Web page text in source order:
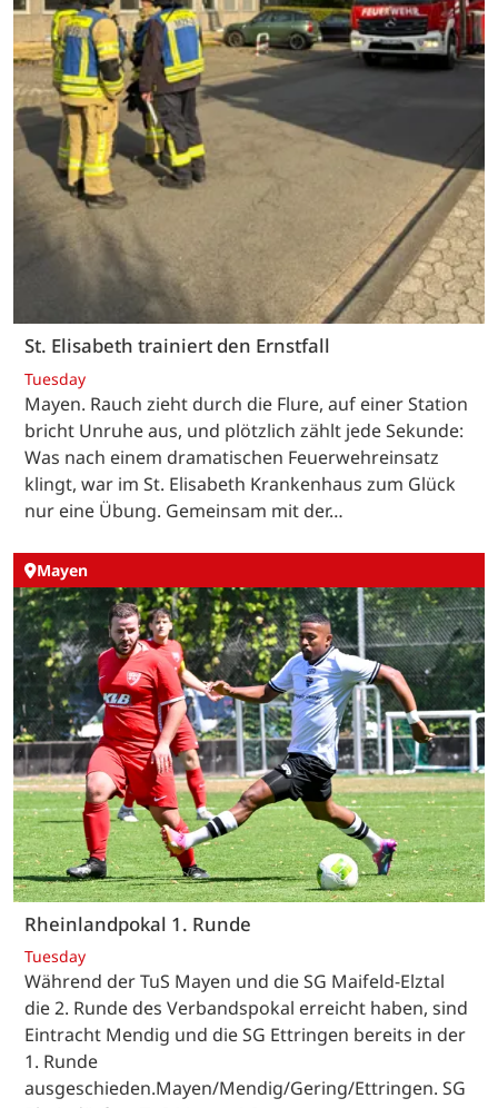
St. Elisabeth trainiert den Ernstfall
Tuesday
Mayen. Rauch zieht durch die Flure, auf einer Station
bricht Unruhe aus, und plötzlich zählt jede Sekunde:
Was nach einem dramatischen Feuerwehreinsatz
klingt, war im St. Elisabeth Krankenhaus zum Glück
nur eine Übung. Gemeinsam mit der…
Mayen
Rheinlandpokal 1. Runde
Tuesday
Während der TuS Mayen und die SG Maifeld-Elztal
die 2. Runde des Verbandspokal erreicht haben, sind
Eintracht Mendig und die SG Ettringen bereits in der
1. Runde
ausgeschieden.Mayen/Mendig/Gering/Ettringen. SG